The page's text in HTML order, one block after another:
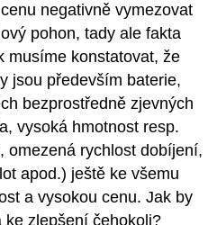
negativně vymezovat
pohon, tady ale fakta
musíme konstatovat, že
jsou především baterie,
bezprostředně zjevných
vysoká hmotnost resp.
omezená rychlost dobíjení,
apod.) ještě ke všemu
a vysokou cenu. Jak by
ke zlepšení čehokoli?